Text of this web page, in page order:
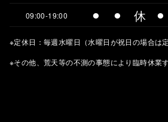
09:00-19:00 ⚫︎ ⚫︎ 休 ⚫︎
※定休日：毎週水曜日（水曜日が祝日の場合は
※その他、荒天等の不測の事態により臨時休業